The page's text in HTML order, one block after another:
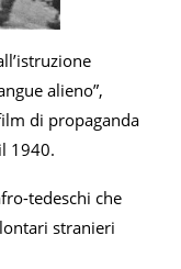
alieno”,
di propaganda
1940.
tedeschi che
stranieri